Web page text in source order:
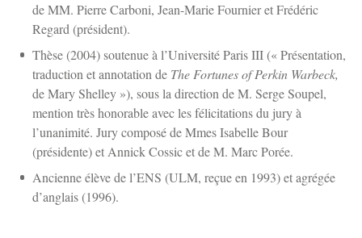
de MM. Pierre Carboni, Jean-Marie Fournier et Frédéric
Regard (président).
Thèse (2004) soutenue à l’Université Paris III (« Présentation,
traduction et annotation de The Fortunes of Perkin Warbeck,
de Mary Shelley »), sous la direction de M. Serge Soupel,
mention très honorable avec les félicitations du jury à
l’unanimité. Jury composé de Mmes Isabelle Bour
(présidente) et Annick Cossic et de M. Marc Porée.
Ancienne élève de l’ENS (ULM, reçue en 1993) et agrégée
d’anglais (1996).